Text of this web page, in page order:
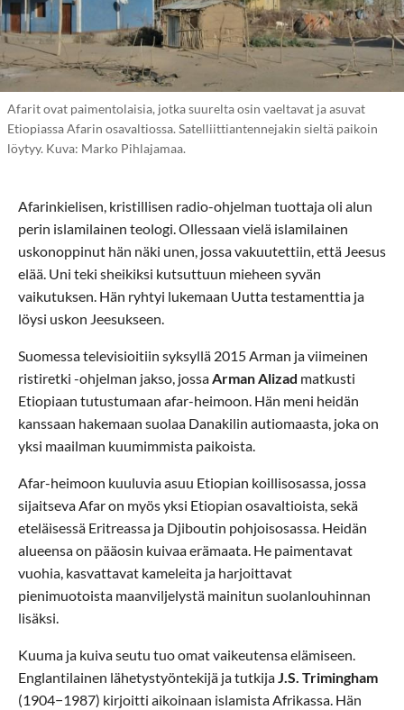
Afarit ovat paimentolaisia, jotka suurelta osin vaeltavat ja asuvat
Etiopiassa Afarin osavaltiossa. Satelliittiantennejakin sieltä paikoin
löytyy. Kuva: Marko Pihlajamaa.
Afarinkielisen, kristillisen radio-ohjelman tuottaja oli alun
perin islamilainen teologi. Ollessaan vielä islamilainen
uskonoppinut hän näki unen, jossa vakuutettiin, että Jeesus
elää. Uni teki sheikiksi kutsuttuun mieheen syvän
vaikutuksen. Hän ryhtyi lukemaan Uutta testamenttia ja
löysi uskon Jeesukseen.
Suomessa televisioitiin syksyllä 2015 Arman ja viimeinen
ristiretki -ohjelman jakso, jossaArman Alizad matkusti
Etiopiaan tutustumaan afar-heimoon. Hän meni heidän
kanssaan hakemaan suolaa Danakilin autiomaasta, joka on
yksi maailman kuumimmista paikoista.
Afar-heimoon kuuluvia asuu Etiopian koillisosassa, jossa
sijaitseva Afar on myös yksi Etiopian osavaltioista, sekä
eteläisessä Eritreassa ja Djiboutin pohjoisosassa. Heidän
alueensa on pääosin kuivaa erämaata. He paimentavat
vuohia, kasvattavat kameleita ja harjoittavat
pienimuotoista maanviljelystä mainitun suolanlouhinnan
lisäksi.
Kuuma ja kuiva seutu tuo omat vaikeutensa elämiseen.
Englantilainen lähetystyöntekijä ja tutkijaJ.S. Trimingham
(1904−1987) kirjoitti aikoinaan islamista Afrikassa. Hän